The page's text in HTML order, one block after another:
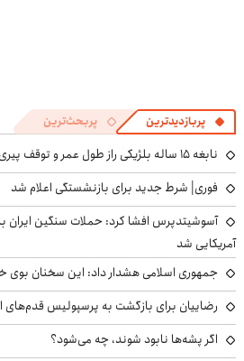
پربازدیدترین پربحث‌ترین
نابغه ۱۵ ساله بلژیکی راز طول عمر و توقف پیری انسان را کشف می‌کند؟
فوری| شرط جدید برای بازنشستگی اعلام شد
آمریکایی شد
جمهوری اسلامی هشدار داد: این سخنان بوی
رضاییان برای بازگشت به پرسپولیس قدم‌های
اگر پشه‌ها نابود شوند، چه می‌شود؟